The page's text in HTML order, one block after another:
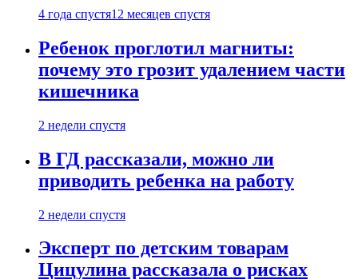
4 года спустя12 месяцев спустя
Ребенок проглотил магниты:
почему это грозит удалением части
кишечника
2 недели спустя
В ГД рассказали, можно ли
приводить ребенка на работу
2 недели спустя
Эксперт по детским товарам
Цицулина рассказала о рисках